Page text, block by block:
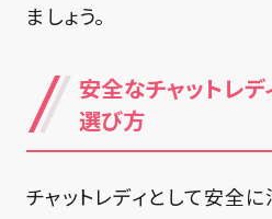
ましょう。
安全なチャットレ
選び方
チャットレディとして安全